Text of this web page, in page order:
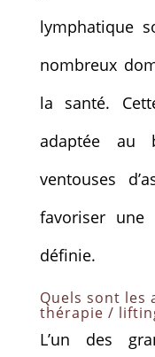
lymphatique
nombreux
la santé.
adaptée au
ventouses
favoriser une
définie.
Quels sont les
thérapie /
L’un des